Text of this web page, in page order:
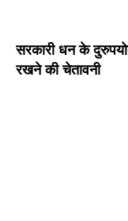
सरकारी धन के
रखने की चेतावनी